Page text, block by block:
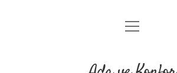
Anasayfa
menüyü